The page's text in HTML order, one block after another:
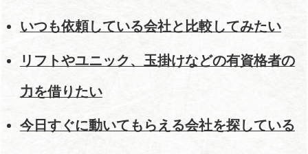
いつも依頼している会社と比較してみたい
リフトやユニック、玉掛けなどの有資格者の
力を借りたい
今日すぐに動いてもらえる会社を探している